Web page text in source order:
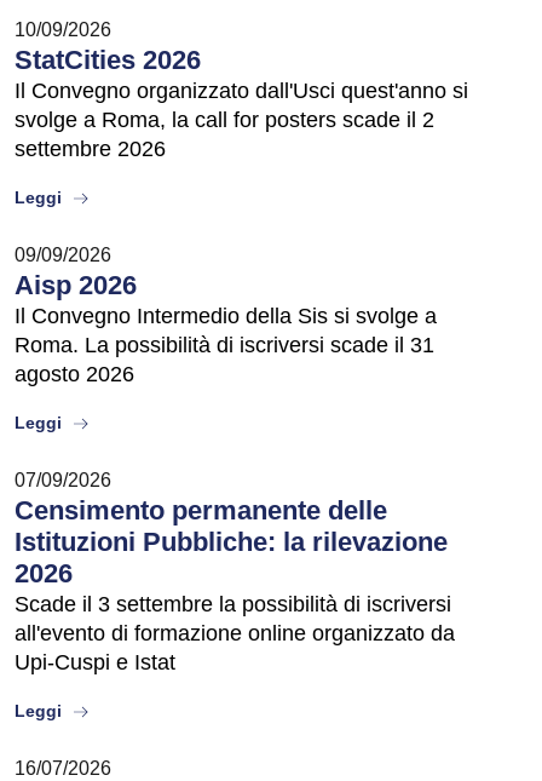
10/09/2026
StatCities 2026
Il Convegno organizzato dall'Usci quest'anno si
svolge a Roma, la call for posters scade il 2
settembre 2026
Leggi about
09/09/2026
Aisp 2026
Il Convegno Intermedio della Sis si svolge a
Roma. La possibilità di iscriversi scade il 31
agosto 2026
Leggi about
07/09/2026
Censimento permanente delle
Istituzioni Pubbliche: la rilevazione
2026
Scade il 3 settembre la possibilità di iscriversi
all'evento di formazione online organizzato da
Upi-Cuspi e Istat
Leggi about
16/07/2026